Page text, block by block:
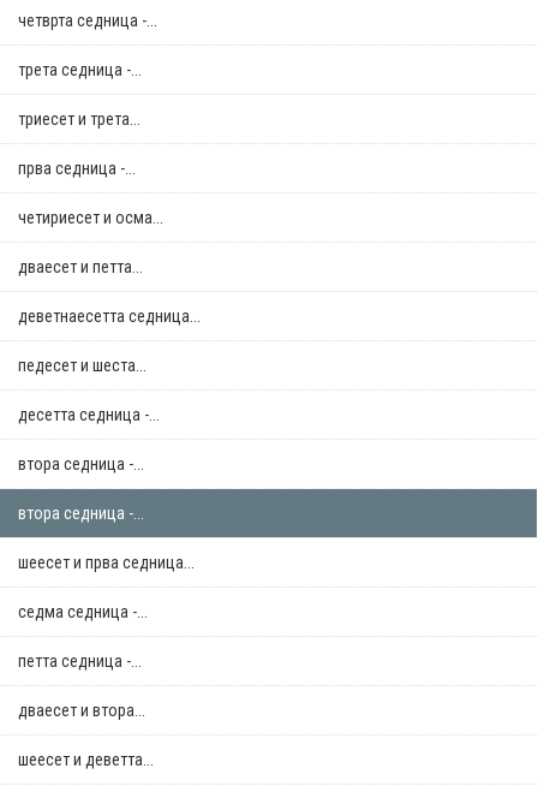
четврта седница -...
трета седница -...
триесет и трета...
прва седница -...
четириесет и осма...
дваесет и петта...
деветнаесетта седница...
педесет и шеста...
десетта седница -...
втора седница -...
втора седница -...
шеесет и прва седница...
седма седница -...
петта седница -...
дваесет и втора...
шеесет и деветта...